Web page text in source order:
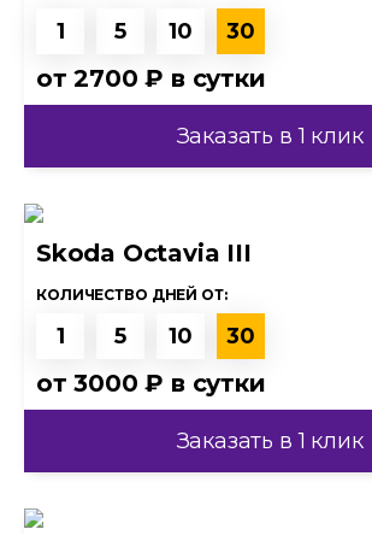
1 5 10 30
от2700 ₽ в сутки
Заказать в 1 клик
Skoda Octavia III
КОЛИЧЕСТВО ДНЕЙ ОТ:
1 5 10 30
от3000 ₽ в сутки
Заказать в 1 клик